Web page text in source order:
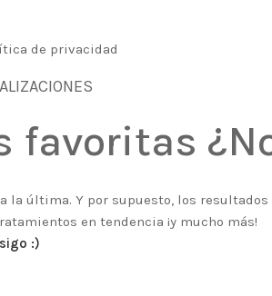
de privacidad
favoritas
última. Y por supuesto, los
en tendencia ¡y mucho más!
:)